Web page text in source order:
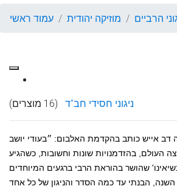
עמוד ראשי מוזיקה יהודית הרביים
ניגוני חסידי חב"ד (16 מוצרים)
דב אייש כותב בהקדמת האלבום: ״בעודי יושב
העולם, בהזדמנויות שונות וחשובות, כשהגיע
שהושר בהוראת הרבי ברגעים המיוחדים
הבנתי עד כמה הסדר והניגון של כל אחד